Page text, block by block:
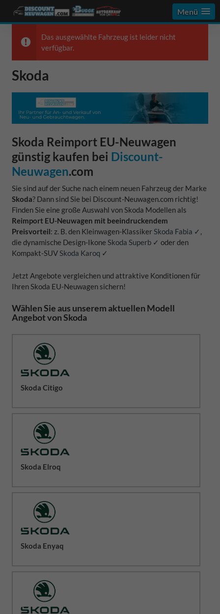
Menü
Das ausgewählte Fahrzeug ist leider nicht
verfügbar.
Skoda
Skoda Reimport EU-Neuwagen
günstig kaufen bei Discount-
Neuwagen.com
Sie sind auf der Suche nach einem neuen Fahrzeug der Marke
Skoda? Dann sind Sie bei Discount-Neuwagen.com richtig!
Finden Sie eine große Auswahl von Skoda Modellen als
Reimport EU-Neuwagen mit beeindruckendem
Preisvorteil: z. B. den Kleinwagen-Klassiker Skoda Fabia ✓,
die dynamische Design-Ikone Skoda Superb ✓ oder den
Kompakt-SUV Skoda Karoq ✓
Jetzt Angebote vergleichen und attraktive Konditionen für
Ihren Skoda EU-Neuwagen sichern!
Wählen Sie aus unserem aktuellen Modell
Angebot von Skoda
Skoda Citigo
Skoda Elroq
Skoda Enyaq